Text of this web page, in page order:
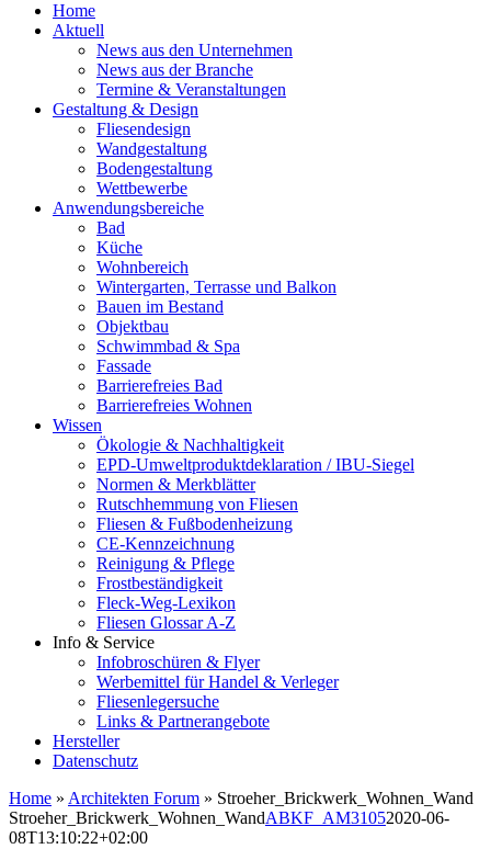
Home
Aktuell
News aus den Unternehmen
News aus der Branche
Termine & Veranstaltungen
Gestaltung & Design
Fliesendesign
Wandgestaltung
Bodengestaltung
Wettbewerbe
Anwendungsbereiche
Bad
Küche
Wohnbereich
Wintergarten, Terrasse und Balkon
Bauen im Bestand
Objektbau
Schwimmbad & Spa
Fassade
Barrierefreies Bad
Barrierefreies Wohnen
Wissen
Ökologie & Nachhaltigkeit
EPD-Umweltproduktdeklaration / IBU-Siegel
Normen & Merkblätter
Rutschhemmung von Fliesen
Fliesen & Fußbodenheizung
CE-Kennzeichnung
Reinigung & Pflege
Frostbeständigkeit
Fleck-Weg-Lexikon
Fliesen Glossar A-Z
Info & Service
Infobroschüren & Flyer
Werbemittel für Handel & Verleger
Fliesenlegersuche
Links & Partnerangebote
Hersteller
Datenschutz
Home » Architekten Forum » Stroeher_Brickwerk_Wohnen_Wand
Stroeher_Brickwerk_Wohnen_WandABKF_AM31052020-06-
08T13:10:22+02:00